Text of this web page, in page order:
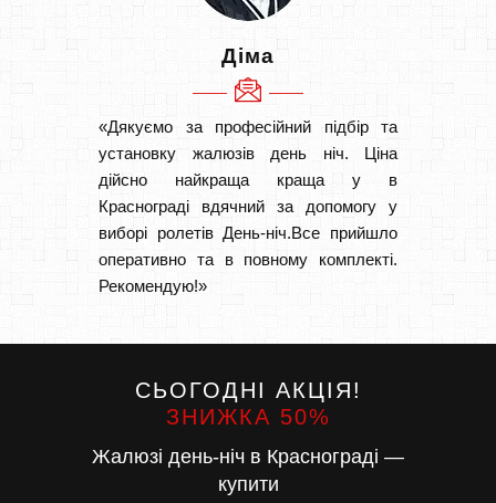
Діма
«Дякуємо за професійний підбір та
установку жалюзів день ніч. Ціна
дійсно найкраща краща у в
Краснограді вдячний за допомогу у
виборі ролетів День-ніч.Все прийшло
оперативно та в повному комплекті.
Рекомендую!»
СЬОГОДНІ АКЦІЯ!
ЗНИЖКА 50%
Жалюзі день-ніч в Краснограді —
купити